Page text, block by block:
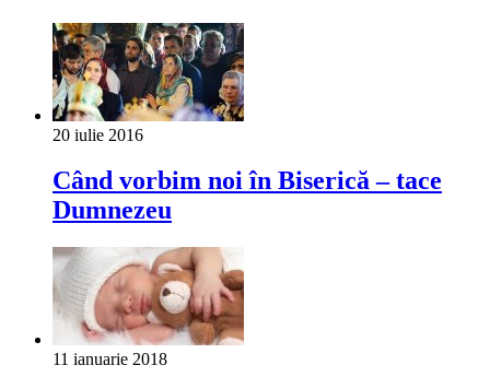
20 iulie 2016
Când vorbim noi în Biserică – tace
Dumnezeu
11 ianuarie 2018